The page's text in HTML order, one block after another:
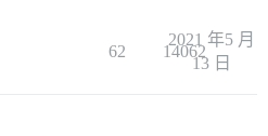
62 14062
2021 年5 月
13 日